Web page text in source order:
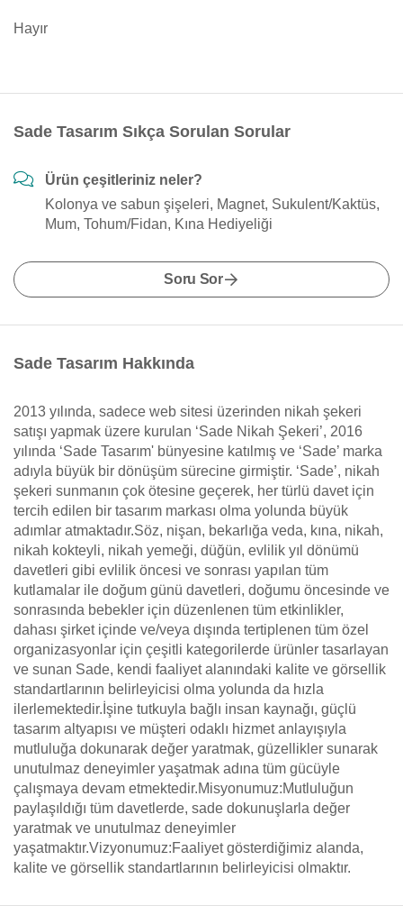
Hayır
Sade Tasarım Sıkça Sorulan Sorular
Ürün çeşitleriniz neler?
Kolonya ve sabun şişeleri, Magnet, Sukulent/Kaktüs,
Mum, Tohum/Fidan, Kına Hediyeliği
Soru Sor
Sade Tasarım Hakkında
2013 yılında, sadece web sitesi üzerinden nikah şekeri
satışı yapmak üzere kurulan ‘Sade Nikah Şekeri’, 2016
yılında ‘Sade Tasarım' bünyesine katılmış ve ‘Sade’ marka
adıyla büyük bir dönüşüm sürecine girmiştir. ‘Sade’, nikah
şekeri sunmanın çok ötesine geçerek, her türlü davet için
tercih edilen bir tasarım markası olma yolunda büyük
adımlar atmaktadır.Söz, nişan, bekarlığa veda, kına, nikah,
nikah kokteyli, nikah yemeği, düğün, evlilik yıl dönümü
davetleri gibi evlilik öncesi ve sonrası yapılan tüm
kutlamalar ile doğum günü davetleri, doğumu öncesinde ve
sonrasında bebekler için düzenlenen tüm etkinlikler,
dahası şirket içinde ve/veya dışında tertiplenen tüm özel
organizasyonlar için çeşitli kategorilerde ürünler tasarlayan
ve sunan Sade, kendi faaliyet alanındaki kalite ve görsellik
standartlarının belirleyicisi olma yolunda da hızla
ilerlemektedir.İşine tutkuyla bağlı insan kaynağı, güçlü
tasarım altyapısı ve müşteri odaklı hizmet anlayışıyla
mutluluğa dokunarak değer yaratmak, güzellikler sunarak
unutulmaz deneyimler yaşatmak adına tüm gücüyle
çalışmaya devam etmektedir.Misyonumuz:Mutluluğun
paylaşıldığı tüm davetlerde, sade dokunuşlarla değer
yaratmak ve unutulmaz deneyimler
yaşatmaktır.Vizyonumuz:Faaliyet gösterdiğimiz alanda,
kalite ve görsellik standartlarının belirleyicisi olmaktır.